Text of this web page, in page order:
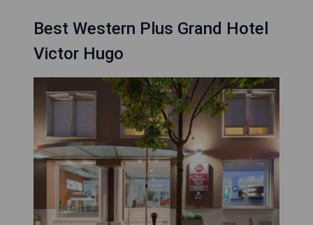
Best Western Plus Grand Hotel
Victor Hugo